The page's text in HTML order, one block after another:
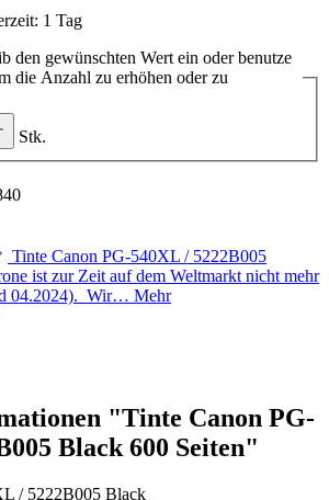
1 Tag
den gewünschten Wert ein oder benutze
die Anzahl zu erhöhen oder zu
Stk.
Tinte Canon PG-540XL / 5222B005
ist zur Zeit auf dem Weltmarkt nicht mehr
04.2024). Wir… Mehr
"Tinte Canon PG-
Black 600 Seiten"
/ 5222B005 Black